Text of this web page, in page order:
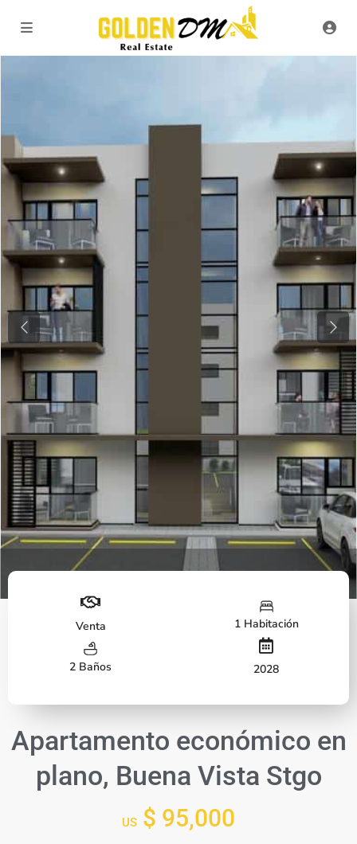
Previous
Edificio
Next
Venta 1 Habitación
2 Baños 2028
Apartamento económico en
plano, Buena Vista Stgo
US $ 95,000